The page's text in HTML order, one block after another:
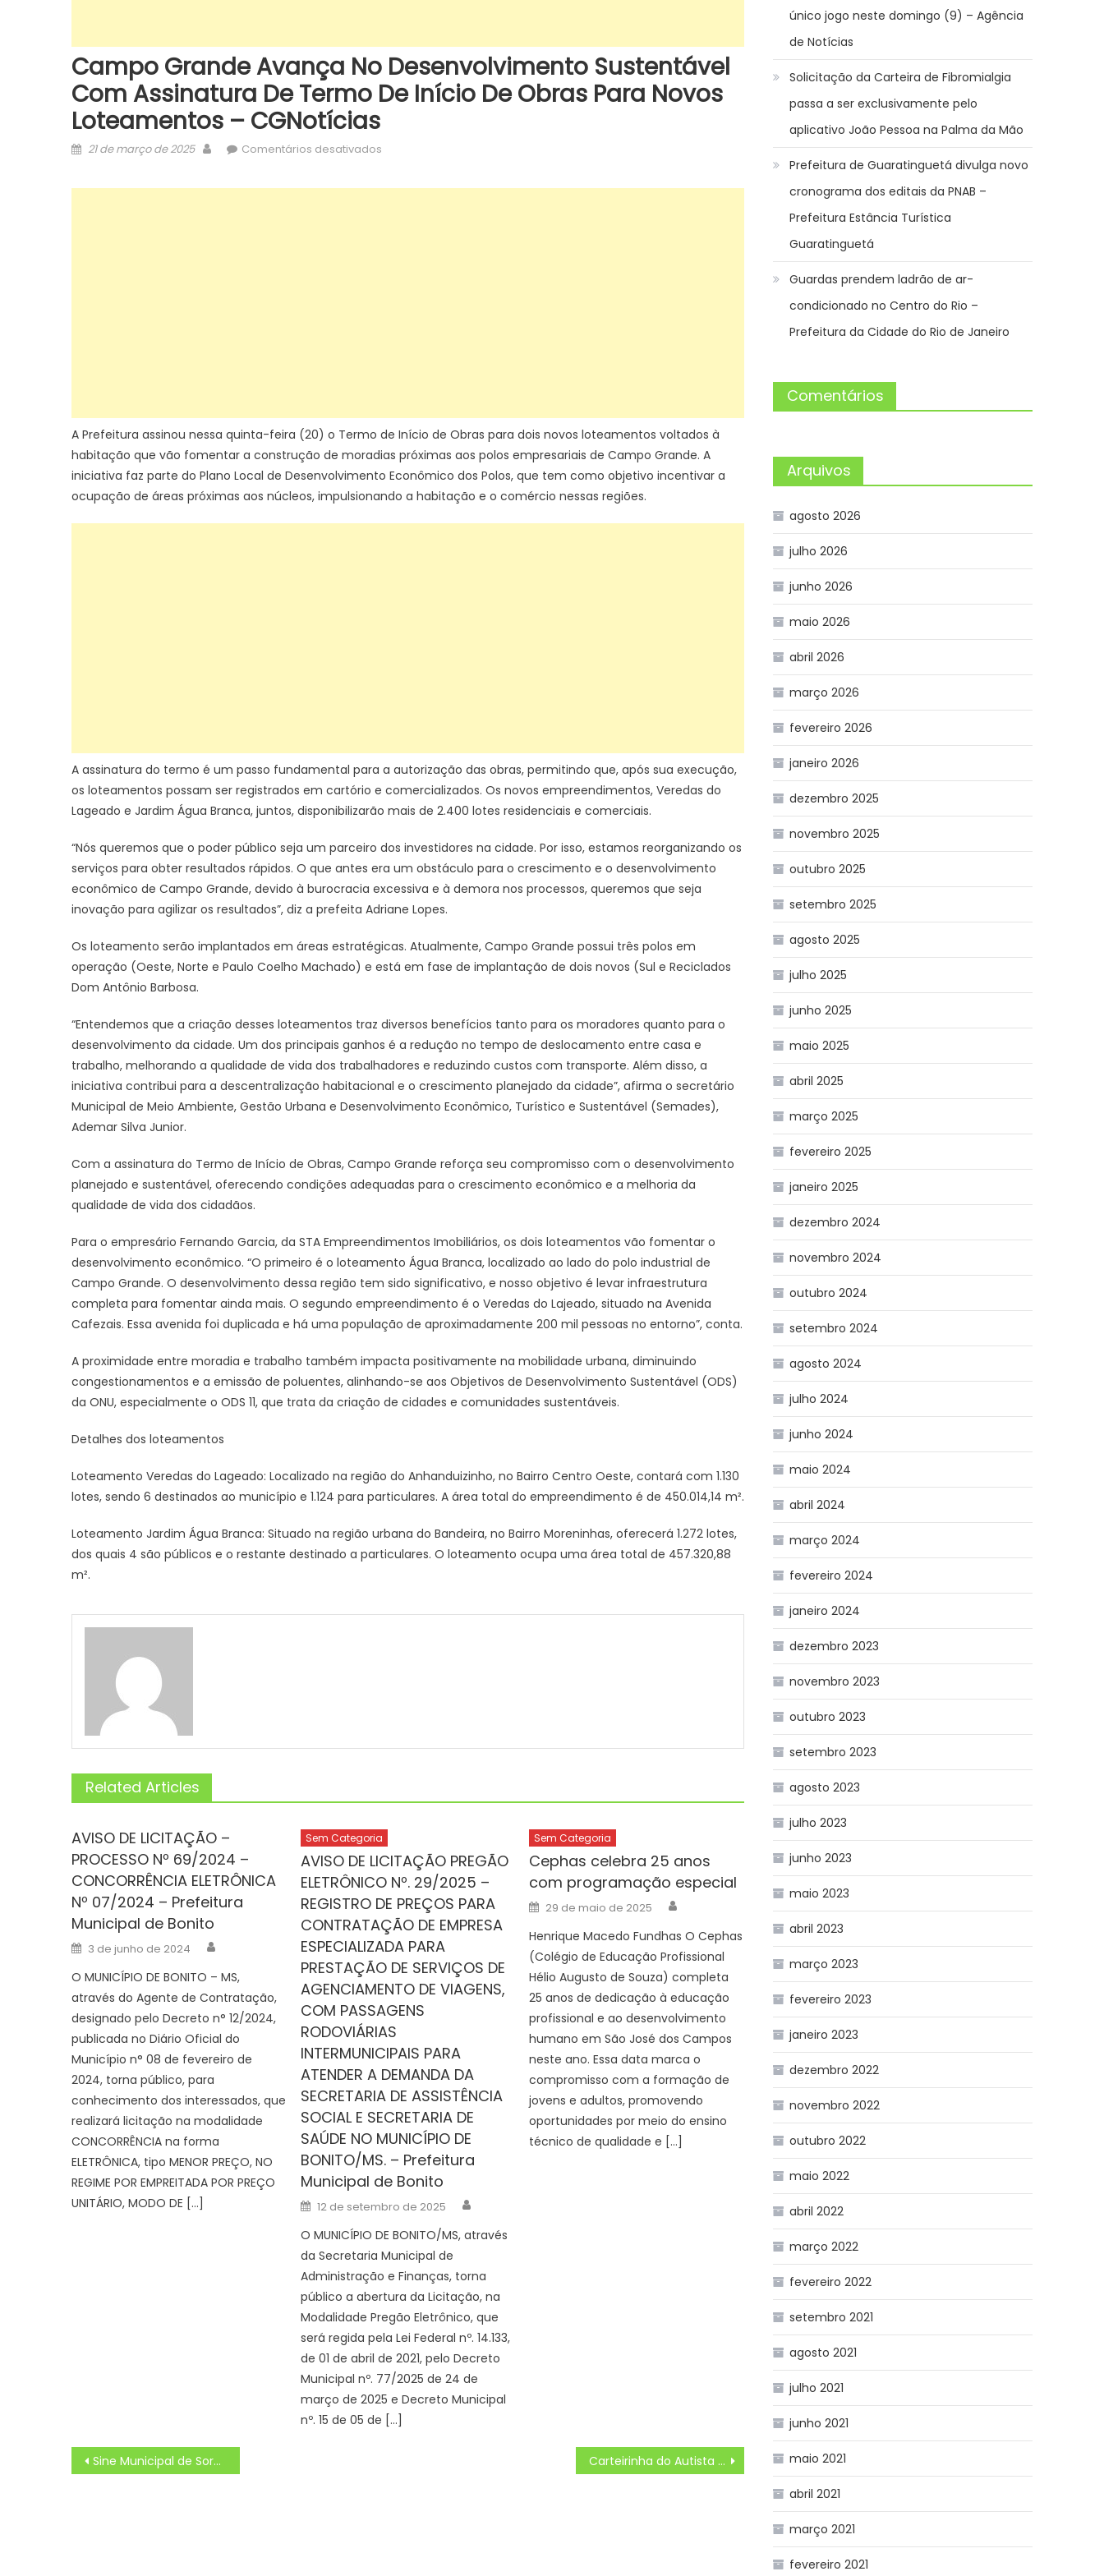
Campo Grande Avança No Desenvolvimento Sustentável
Com Assinatura De Termo De Início De Obras Para Novos
Loteamentos – CGNotícias
Posted
21 de março de 2025 AuthorComentários desativados
Grande
para
novos
loteamentos
A Prefeitura assinou nessa quinta-feira (20) o Termo de Início de Obras para dois novos loteamentos voltados à
habitação que vão fomentar a construção de moradias próximas aos polos empresariais de Campo Grande. A
iniciativa faz parte do Plano Local de Desenvolvimento Econômico dos Polos, que tem como objetivo incentivar a
ocupação de áreas próximas aos núcleos, impulsionando a habitação e o comércio nessas regiões.
A assinatura do termo é um passo fundamental para a autorização das obras, permitindo que, após sua execução,
os loteamentos possam ser registrados em cartório e comercializados. Os novos empreendimentos, Veredas do
Lageado e Jardim Água Branca, juntos, disponibilizarão mais de 2.400 lotes residenciais e comerciais.
“Nós queremos que o poder público seja um parceiro dos investidores na cidade. Por isso, estamos reorganizando os
serviços para obter resultados rápidos. O que antes era um obstáculo para o crescimento e o desenvolvimento
econômico de Campo Grande, devido à burocracia excessiva e à demora nos processos, queremos que seja
inovação para agilizar os resultados”, diz a prefeita Adriane Lopes.
Os loteamento serão implantados em áreas estratégicas. Atualmente, Campo Grande possui três polos em
operação (Oeste, Norte e Paulo Coelho Machado) e está em fase de implantação de dois novos (Sul e Reciclados
Dom Antônio Barbosa.
“Entendemos que a criação desses loteamentos traz diversos benefícios tanto para os moradores quanto para o
desenvolvimento da cidade. Um dos principais ganhos é a redução no tempo de deslocamento entre casa e
trabalho, melhorando a qualidade de vida dos trabalhadores e reduzindo custos com transporte. Além disso, a
iniciativa contribui para a descentralização habitacional e o crescimento planejado da cidade”, afirma o secretário
Municipal de Meio Ambiente, Gestão Urbana e Desenvolvimento Econômico, Turístico e Sustentável (Semades),
Ademar Silva Junior.
Com a assinatura do Termo de Início de Obras, Campo Grande reforça seu compromisso com o desenvolvimento
planejado e sustentável, oferecendo condições adequadas para o crescimento econômico e a melhoria da
qualidade de vida dos cidadãos.
Para o empresário Fernando Garcia, da STA Empreendimentos Imobiliários, os dois loteamentos vão fomentar o
desenvolvimento econômico. “O primeiro é o loteamento Água Branca, localizado ao lado do polo industrial de
Campo Grande. O desenvolvimento dessa região tem sido significativo, e nosso objetivo é levar infraestrutura
completa para fomentar ainda mais. O segundo empreendimento é o Veredas do Lajeado, situado na Avenida
Cafezais. Essa avenida foi duplicada e há uma população de aproximadamente 200 mil pessoas no entorno”, conta.
A proximidade entre moradia e trabalho também impacta positivamente na mobilidade urbana, diminuindo
congestionamentos e a emissão de poluentes, alinhando-se aos Objetivos de Desenvolvimento Sustentável (ODS)
da ONU, especialmente o ODS 11, que trata da criação de cidades e comunidades sustentáveis.
Detalhes dos loteamentos
Loteamento Veredas do Lageado: Localizado na região do Anhanduizinho, no Bairro Centro Oeste, contará com 1.130
lotes, sendo 6 destinados ao município e 1.124 para particulares. A área total do empreendimento é de 450.014,14 m².
Loteamento Jardim Água Branca: Situado na região urbana do Bandeira, no Bairro Moreninhas, oferecerá 1.272 lotes,
dos quais 4 são públicos e o restante destinado a particulares. O loteamento ocupa uma área total de 457.320,88
m².
Related Articles
AVISO DE LICITAÇÃO –
PROCESSO Nº 69/2024 –
CONCORRÊNCIA ELETRÔNICA
Nº 07/2024 – Prefeitura
Municipal de Bonito
Posted
on
3 de junho de 2024
O MUNICÍPIO DE BONITO – MS,
através do Agente de Contratação,
designado pelo Decreto n° 12/2024,
publicada no Diário Oficial do
Município n° 08 de fevereiro de
2024, torna público, para
conhecimento dos interessados, que
realizará licitação na modalidade
CONCORRÊNCIA na forma
ELETRÔNICA, tipo MENOR PREÇO, NO
REGIME POR EMPREITADA POR PREÇO
UNITÁRIO, MODO DE […]
Sem Categoria
AVISO DE LICITAÇÃO PREGÃO
ELETRÔNICO Nº. 29/2025 –
REGISTRO DE PREÇOS PARA
CONTRATAÇÃO DE EMPRESA
ESPECIALIZADA PARA
PRESTAÇÃO DE SERVIÇOS DE
AGENCIAMENTO DE VIAGENS,
COM PASSAGENS
RODOVIÁRIAS
INTERMUNICIPAIS PARA
ATENDER A DEMANDA DA
SECRETARIA DE ASSISTÊNCIA
SOCIAL E SECRETARIA DE
SAÚDE NO MUNICÍPIO DE
BONITO/MS. – Prefeitura
Municipal de Bonito
Posted
on
12 de setembro de 2025
O MUNICÍPIO DE BONITO/MS, através
da Secretaria Municipal de
Administração e Finanças, torna
público a abertura da Licitação, na
Modalidade Pregão Eletrônico, que
será regida pela Lei Federal nº. 14.133,
de 01 de abril de 2021, pelo Decreto
Municipal nº. 77/2025 de 24 de
março de 2025 e Decreto Municipal
nº. 15 de 05 de […]
Sem Categoria
Cephas celebra 25 anos
com programação especial
Posted
on
29 de maio de 2025
Henrique Macedo Fundhas O Cephas
(Colégio de Educação Profissional
Hélio Augusto de Souza) completa
25 anos de dedicação à educação
profissional e ao desenvolvimento
humano em São José dos Campos
neste ano. Essa data marca o
compromisso com a formação de
jovens e adultos, promovendo
oportunidades por meio do ensino
técnico de qualidade e […]
Navegação
de
Sine Municipal de Sorocaba oferece 200 vagas de emprego na sexta-feira (21) – Agência de Notícias Carteirinha do Autista substitui laudo médico para desconto no IPVA em Mato Grosso do Sul – Agência de Noticias do Governo de Mato Grosso do Sul
único jogo neste domingo (9) – Agência
de Notícias
Solicitação da Carteira de Fibromialgia
passa a ser exclusivamente pelo
aplicativo João Pessoa na Palma da Mão
Prefeitura de Guaratinguetá divulga novo
cronograma dos editais da PNAB –
Prefeitura Estância Turística
Guaratinguetá
Guardas prendem ladrão de ar-
condicionado no Centro do Rio –
Prefeitura da Cidade do Rio de Janeiro
Comentários
Arquivos
agosto 2026
julho 2026
junho 2026
maio 2026
abril 2026
março 2026
fevereiro 2026
janeiro 2026
dezembro 2025
novembro 2025
outubro 2025
setembro 2025
agosto 2025
julho 2025
junho 2025
maio 2025
abril 2025
março 2025
fevereiro 2025
janeiro 2025
dezembro 2024
novembro 2024
outubro 2024
setembro 2024
agosto 2024
julho 2024
junho 2024
maio 2024
abril 2024
março 2024
fevereiro 2024
janeiro 2024
dezembro 2023
novembro 2023
outubro 2023
setembro 2023
agosto 2023
julho 2023
junho 2023
maio 2023
abril 2023
março 2023
fevereiro 2023
janeiro 2023
dezembro 2022
novembro 2022
outubro 2022
maio 2022
abril 2022
março 2022
fevereiro 2022
setembro 2021
agosto 2021
julho 2021
junho 2021
maio 2021
abril 2021
março 2021
fevereiro 2021